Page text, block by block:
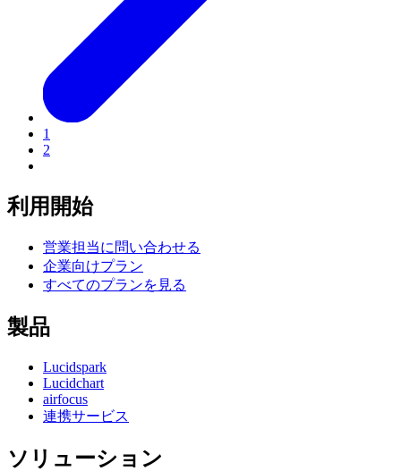
1
2
利用開始
営業担当に問い合わせる
企業向けプラン
すべてのプランを見る
製品
Lucidspark
Lucidchart
airfocus
連携サービス
ソリューション